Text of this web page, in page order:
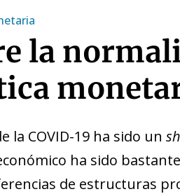
la
la COVID-19 ha sido un
ha sido
de estructuras